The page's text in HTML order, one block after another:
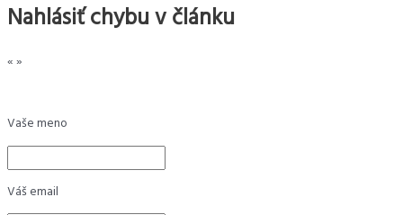
Nahlásiť chybu v článku
«»
Vaše meno
Váš email